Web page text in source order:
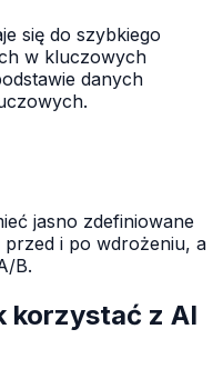
się do szybkiego
w kluczowych
danych
jasno zdefiniowane
i po wdrożeniu, a
B.
korzystać z AI